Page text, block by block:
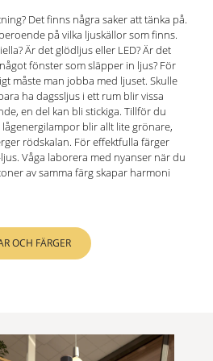
Det finns några saker att tänka på.
på vilka ljuskällor som finns.
Är det glödljus eller LED? Är det
fönster som släpper in ljus? För
måste man jobba med ljuset. Skulle
ha dagssljus i ett rum blir vissa
en del kan bli stickiga. Tillför du
blir allt lite grönare,
rödskalan. För effektfulla färger
Våga laborera med nyanser när du
av samma färg skapar harmoni
OCH FÄRGER